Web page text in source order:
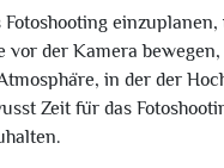
vor der Kamera
in der der
Zeit für das